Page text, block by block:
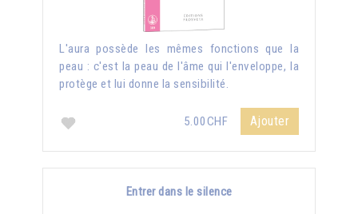
L'aura possède les mêmes fonctions que la
peau : c'est la peau de l'âme qui l'enveloppe, la
protège et lui donne la sensibilité.
5.00CHF Ajouter
Entrer dans le silence